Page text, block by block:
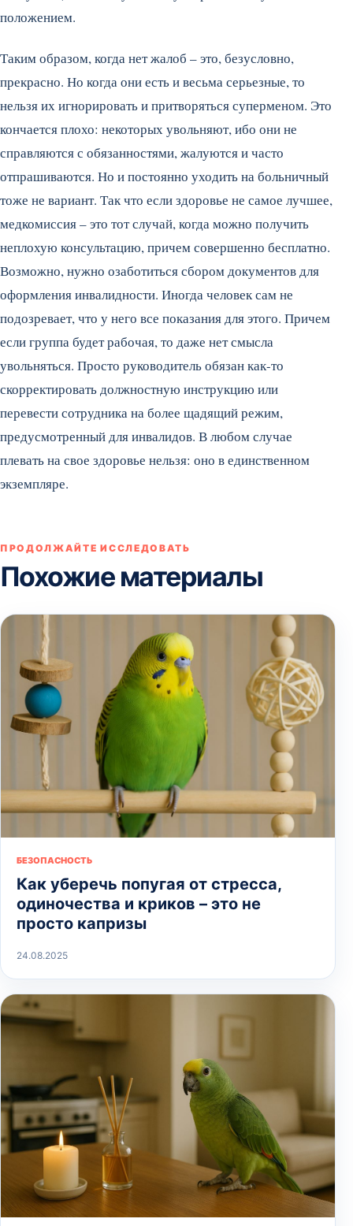
положением.
Таким образом, когда нет жалоб – это, безусловно,
прекрасно. Но когда они есть и весьма серьезные, то
нельзя их игнорировать и притворяться суперменом. Это
кончается плохо: некоторых увольняют, ибо они не
справляются с обязанностями, жалуются и часто
отпрашиваются. Но и постоянно уходить на больничный
тоже не вариант. Так что если здоровье не самое лучшее,
медкомиссия – это тот случай, когда можно получить
неплохую консультацию, причем совершенно бесплатно.
Возможно, нужно озаботиться сбором документов для
оформления инвалидности. Иногда человек сам не
подозревает, что у него все показания для этого. Причем
если группа будет рабочая, то даже нет смысла
увольняться. Просто руководитель обязан как-то
скорректировать должностную инструкцию или
перевести сотрудника на более щадящий режим,
предусмотренный для инвалидов. В любом случае
плевать на свое здоровье нельзя: оно в единственном
экземпляре.
ПРОДОЛЖАЙТЕ ИССЛЕДОВАТЬ
Похожие материалы
БЕЗОПАСНОСТЬ
Как уберечь попугая от стресса,
одиночества и криков – это не
просто капризы
24.08.2025